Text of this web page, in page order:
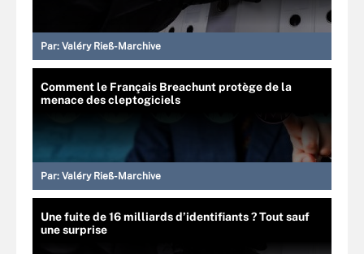
Par: Valéry Rieß-Marchive
Comment le Français Breachunt protège de la
menace des cleptogiciels
Par: Valéry Rieß-Marchive
Une fuite de 16 milliards d’identifiants ? Tout sauf
une surprise